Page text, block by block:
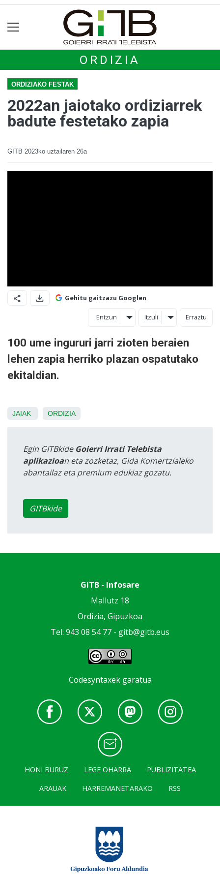
ORDIZIA
ORDIZIAKO FESTAK
2022an jaiotako ordiziarrek
badute festetako zapia
GITB 2023ko uztailaren 26a
Gehitu gaitzazu Googlen
Entzun Itzuli Erraztu
100 ume ingururi jarri zioten beraien
lehen zapia herriko plazan ospatutako
ekitaldian.
JAIAK ORDIZIA
Egin GITBkide Goierri Irrati Telebista
aplikazioan eta zozketaz, Gida Komertzialeko
abantailaz eta premium edukiaz gozatu.
GITBkide
GiTB - Infosare
Mallutz 18
Ordizia, Gipuzkoa
Tel: 943 08 54 77 - gitb@gitb.eus
Codesyntaxek garatua
HONI BURUZ LEGE OHARRA
PUBLIZITATEA
ARAUAK
HARREMANETARAKO RSS